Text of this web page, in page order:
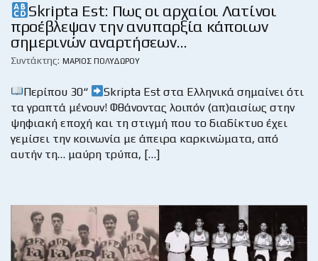
Skripta Est: Πως οι αρχαίοι Λατίνοι
προέβλεψαν την ανυπαρξία κάποιων
σημερινών αναρτήσεων…
Συντάκτης: ΜΆΡΙΟΣ ΠΟΛΥΔΏΡΟΥ
Περίπου 30“
Skripta Est στα Ελληνικά σημαίνει ότι
τα γραπτά μένουν! Φθάνοντας λοιπόν (απ)αισίως στην
ψηφιακή εποχή και τη στιγμή που το διαδίκτυο έχει
γεμίσει την κοινωνία με άπειρα καρκινώματα, από
αυτήν τη… μαύρη τρύπα, […]